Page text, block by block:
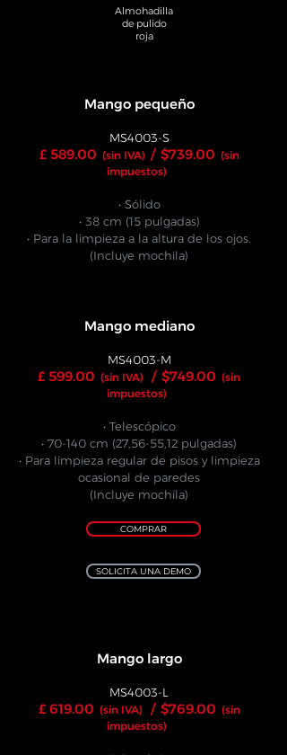
Almohadilla
de pulido
roja
Mango pequeño
MS4003-S
£ 589.00 (sin IVA) / $739.00 (sin
impuestos)
• Sólido
• 38 cm (15 pulgadas)
• Para la limpieza a la altura de los ojos.
(Incluye mochila)
Mango mediano
MS4003-M
£ 599.00 (sin IVA) / $749.00 (sin
impuestos)
• Telescópico
• 70-140 cm (27,56-55,12 pulgadas)
• Para limpieza regular de pisos y limpieza
ocasional de paredes
(Incluye mochila)
COMPRAR
SOLICITA UNA DEMO
Mango largo
MS4003-L
£ 619.00 (sin IVA) / $769.00 (sin
impuestos)